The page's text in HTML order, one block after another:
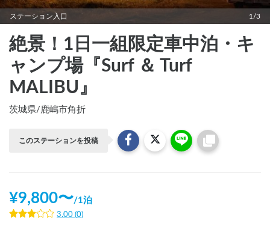
ステーション入口 1/3
絶景！1日一組限定車中泊・キ
ャンプ場『Surf ＆ Turf
MALIBU』
茨城県/ 鹿嶋市角折
このステーションを投稿
¥9,800〜/1泊
3.00 (0)